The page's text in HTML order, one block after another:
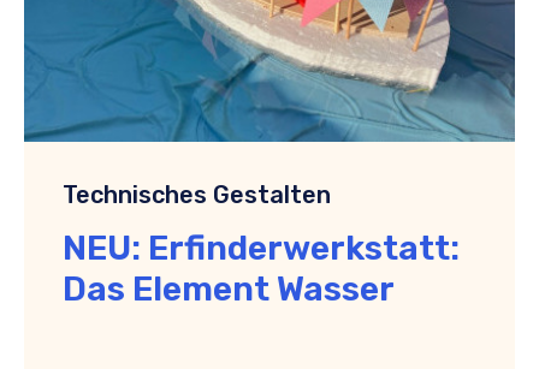
Technisches Gestalten
NEU: Erfinderwerkstatt:
Das Element Wasser